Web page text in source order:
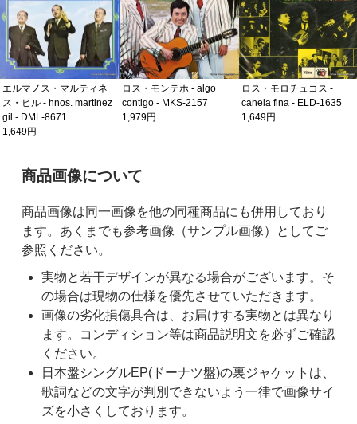
エルマノス・マルティネ
ス・ヒル - hnos. martinez
gil - DML-8671
1,649円
ロス・モンテホ - algo
contigo - MKS-2157
1,979円
ロス・モロチュコス -
canela fina - ELD-1635
1,649円
ご購入前の注意事項
商品画像について
商品画像は同一画像を他の同種商品にも併用しており
ます。あくまでも参考画像（サンプル画像）としてご
参照ください。
実物と若干デザインが異なる場合がございます。そ
の場合は現物の仕様を優先させていただきます。
画像の劣化損傷具合は、お届けする実物とは異なり
ます。コンディション等は商品説明文を必ずご確認
ください。
日本盤シングルEP(ドーナツ盤)の裏ジャケットは、
歌詞などの文字が判別できないよう一律で画像サイ
ズを小さくしております。